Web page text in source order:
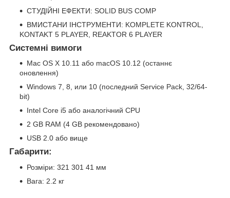
СТУДІЙНІ ЕФЕКТИ: SOLID BUS COMP
ВМИСТАНИ ІНСТРУМЕНТИ: KOMPLETE KONTROL,
KONTAKT 5 PLAYER, REAKTOR 6 PLAYER
Системні вимоги
Mac OS X 10.11 або macOS 10.12 (останнє
оновлення)
Windows 7, 8, или 10 (последний Service Pack, 32/64-
bit)
Intel Core i5 або аналогічний CPU
2 GB RAM (4 GB рекомендовано)
USB 2.0 або вище
Габарити:
Розміри: 321 301 41 мм
Вага: 2.2 кг